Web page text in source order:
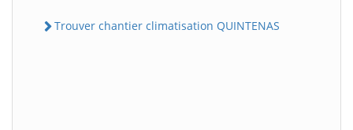
Trouver chantier climatisation QUINTENAS